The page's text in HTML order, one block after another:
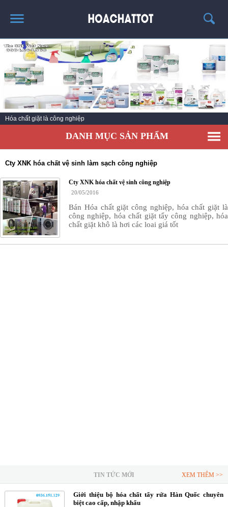
TRANG CHỦ
GIỚI THIỆU
SẢN PHẨM HÓT
KINH NGHIỆM & TIN TỨC
LIÊN HỆ
Hóa chất giặt là công nghiệp
DANH MỤC SẢN PHẨM
Cty XNK hóa chất vệ sinh làm sạch công nghiệp
Cty XNK hóa chất vệ sinh công nghiệp
20/05/2016
Bán Hóa chất giặt công nghiệp, hóa chất giặt là
công nghiệp, hóa chất giặt tẩy công nghiệp, hóa
chất giặt khô là hơi các loai giá tốt
TIN TỨC MỚI XEM THÊM >>
Giới thiệu bộ hóa chất tẩy rửa Hàn Quốc chuyên
biệt cao cấp, nhập khẩu